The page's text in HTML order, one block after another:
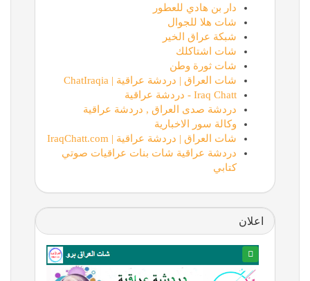
دار بن هادي للعطور
شات هلا للجوال
شبكة عراق الخير
شات اشتاكلك
شات ثورة وطن
شات العراق | دردشة عراقية | ChatIraqia
Iraq Chatt - دردشة عراقية
دردشة صدى العراق , دردشة عراقية
وكالة سور الاخبارية
شات العراق | دردشة عراقية | IraqChatt.com
دردشة عراقية شات بنات عراقيات صوتي
كتابي
اعلان